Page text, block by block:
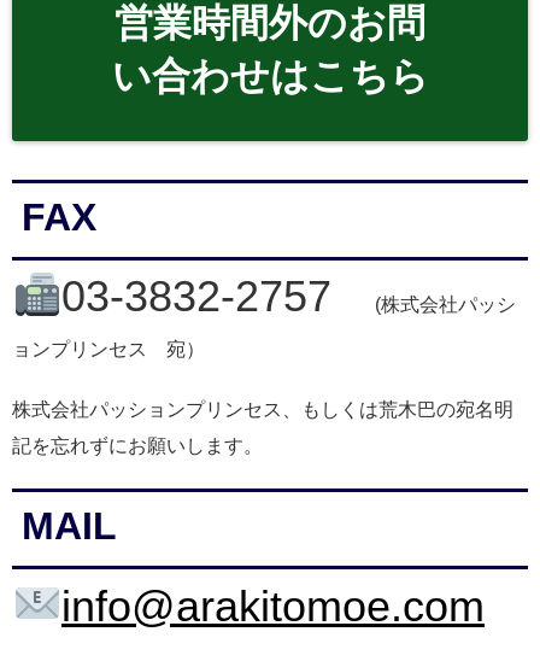
営業時間外のお問
い合わせはこちら
FAX
03-3832-2757 (株式会社パッシ
ョンプリンセス 宛）
株式会社パッションプリンセス、もしくは荒木巴の宛名明
記を忘れずにお願いします。
MAIL
info@arakitomoe.com